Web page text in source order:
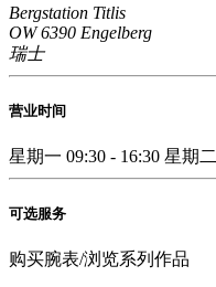
Bergstation Titlis
OW 6390 Engelberg
瑞士
营业时间
星期一 09:30 - 16:30 星期二
可选服务
购买腕表/浏览系列作品